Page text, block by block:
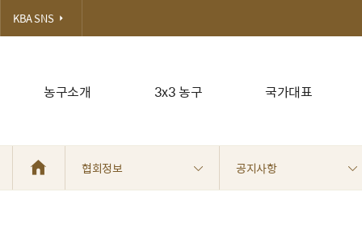
농구소개 3x3 농구 국가대표
KBA SNS
협회정보 공지사항